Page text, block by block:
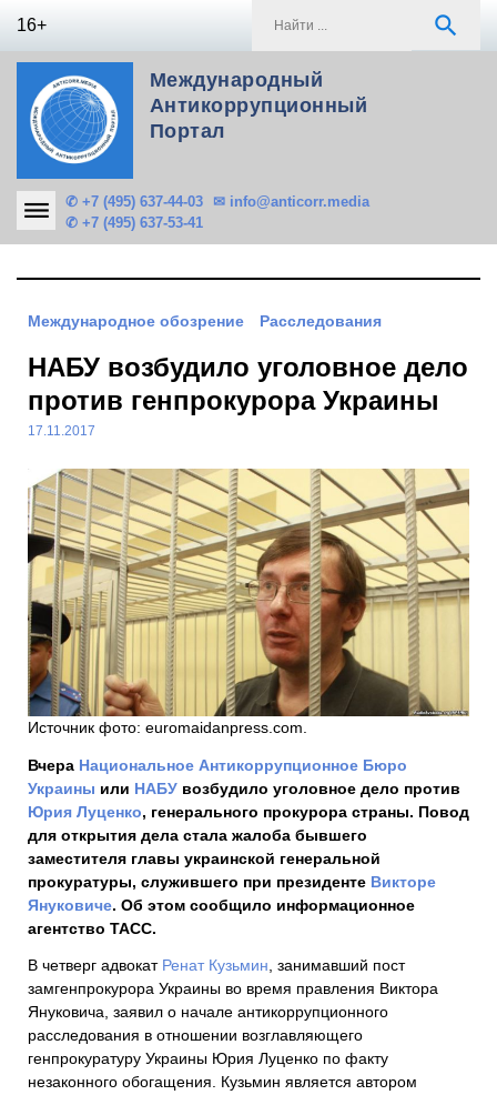
16+ search
Международный
Антикоррупционный
Портал
✆ +7 (495) 637-44-03
✆ +7 (495) 637-53-41
✉ info@anticorr.media
Международное обозрение Расследования
НАБУ возбудило уголовное дело
против генпрокурора Украины
17.11.2017
Источник фото: euromaidanpress.com.
Вчера Национальное Антикоррупционное Бюро
Украины или НАБУ возбудило уголовное дело против
Юрия Луценко, генерального прокурора страны. Повод
для открытия дела стала жалоба бывшего
заместителя главы украинской генеральной
прокуратуры, служившего при президенте Викторе
Януковиче. Об этом сообщило информационное
агентство ТАСС.
В четверг адвокат Ренат Кузьмин, занимавший пост
замгенпрокурора Украины во время правления Виктора
Януковича, заявил о начале антикоррупционного
расследования в отношении возглавляющего
генпрокуратуру Украины Юрия Луценко по факту
незаконного обогащения. Кузьмин является автором